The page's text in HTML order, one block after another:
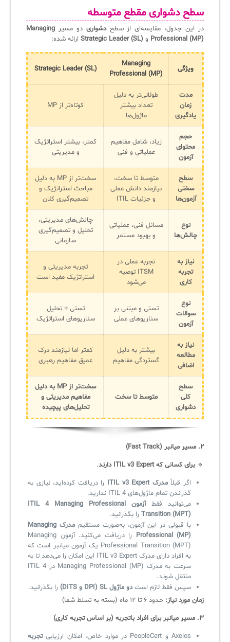
سطح دشواری مقطع متوسطه
در این جدول، مقایسه‌ای از سطحدشواری دو مسیر Managing
Professional (MP) و Strategic Leader (SL) ارائه شده:
ویژگی
Managing
Professional (MP)
Strategic Leader (SL)
مدت
زمان
یادگیری
طولانی‌تر به دلیل
تعداد بیشتر
ماژول‌ها
کوتاه‌تر از MP
حجم
محتوای
آزمون
زیاد، شامل مفاهیم
عملیاتی و فنی
کمتر، بیشتر استراتژیک
و مدیریتی
سطح
سختی
آزمون‌ها
متوسط تا سخت،
نیازمند دانش عملی
و جزئیات ITIL
سخت‌تر از MP به دلیل
مباحث استراتژیک و
تصمیم‌گیری کلان
نوع
چالش‌ها
مسائل فنی، عملیاتی
و بهبود مستمر
چالش‌های مدیریتی،
تحلیل و تصمیم‌گیری
سازمانی
نیاز به
تجربه
کاری
تجربه عملی در
ITSM توصیه
می‌شود
تجربه مدیریتی و
استراتژیک مفید است
نوع
سوالات
آزمون
تستی و مبتنی بر
سناریوهای عملی
تستی + تحلیل
سناریوهای استراتژیک
نیاز به
مطالعه
اضافی
بیشتر به دلیل
گستردگی مفاهیم
کمتر اما نیازمند درک
عمیق مفاهیم رهبری
سطح
کلی
دشواری
متوسط تا سخت
سخت‌تر از MP به دلیل
مفاهیم مدیریتی و
تحلیل‌های پیچیده
۲. مسیر میانبر (Fast Track)
🔹برای کسانی که ITIL v3 Expert دارند
.
اگر قبلاًمدرک ITIL v3 Expert
را دریافت کرده‌اید، نیازی به
گذراندن تمام ماژول‌های ITIL 4 ندارید.
می‌توانید فقط
آزمون ITIL 4 Managing Professional
Transition (MPT) را بگذرانید.
با قبولی در این آزمون، به‌صورت مستقیم
مدرک Managing
Professional (MP)
را دریافت می‌کنید. آزمون Managing
Professional Transition (MPT) یک آزمون میانبر است که
به افراد دارای مدرک ITIL v3 Expert این امکان را می‌دهد تا به
سرعت به مدرک Managing Professional (MP) در ITIL 4
منتقل شوند.
سپس فقط لازم استدو ماژول SL (DPI و DITS)
را بگذرانید.
زمان مورد نیاز: حدود ۶ تا ۱۲ ماه (بسته به تسلط شما)
۳. مسیر میانبر برای افراد باتجربه (بر اساس تجربه کاری)
Axelos و PeopleCert در موارد خاص، امکان ارزیابی
تجربه